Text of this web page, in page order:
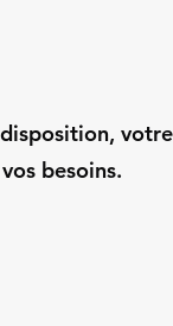
besoins.